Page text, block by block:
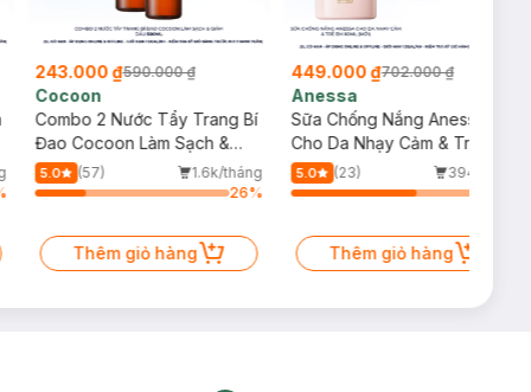
243.000 ₫590.000 ₫
Cocoon
Combo 2 Nước Tẩy Trang Bí
Đao Cocoon Làm Sạch &
Giảm Dầu 500ml
5.0 (57)
1.6k/tháng
26%
Thêm giỏ hàng
449.000 ₫702.000 ₫
Anessa
Sữa Chống Nắng Anessa
Cho Da Nhạy Cảm & Trẻ Em
60ml (Mới)
5.0 (23)
394/tháng
Thêm giỏ hàng